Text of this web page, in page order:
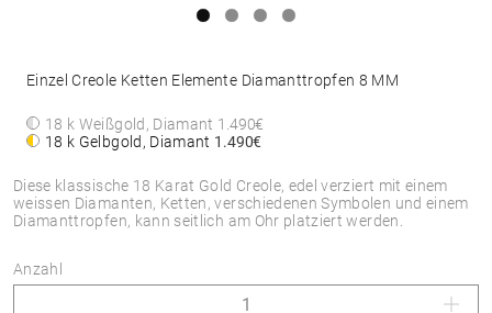
Diese klassische 18 Karat Gold Creole, edel verziert mit einem
weissen Diamanten, Ketten, verschiedenen Symbolen und einem
Diamanttropfen, kann seitlich am Ohr platziert werden.
Einzel Creole Ketten Elemente Diamanttropfen 8 MM
18 k Weißgold, Diamant 1.490€
18 k Gelbgold, Diamant 1.490€
Anzahl